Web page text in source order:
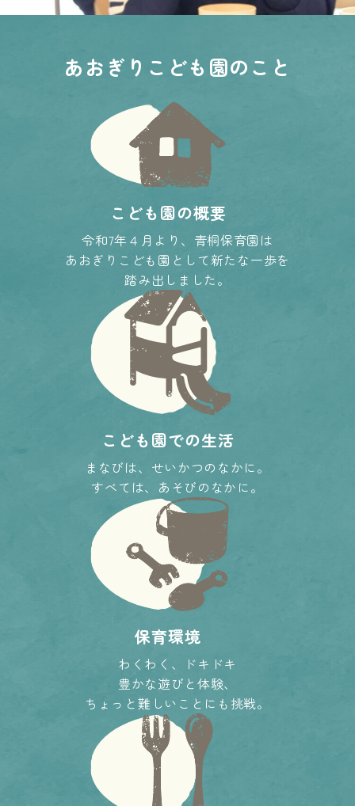
あおぎりこども園のこと
こども園の概要
令和7年４月より、青桐保育園は
あおぎりこども園として新たな一歩を
踏み出しました。
こども園での生活
まなびは、せいかつのなかに。
すべては、あそびのなかに。
保育環境
わくわく、ドキドキ
豊かな遊びと体験、
ちょっと難しいことにも挑戦。